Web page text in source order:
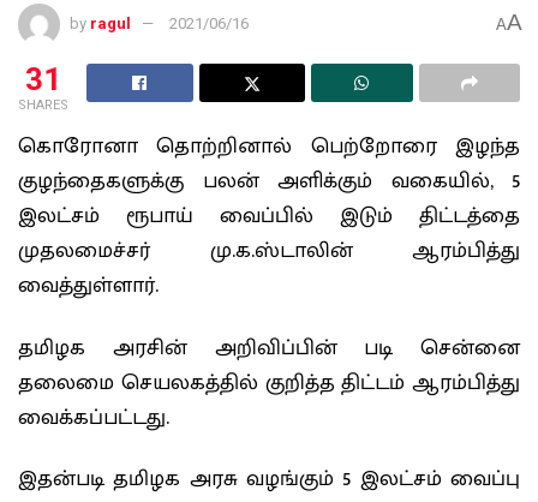
by ragul 2021/06/16 AA
31
SHARES
கொரோனா தொற்றினால் பெற்றோரை இழந்த
குழந்தைகளுக்கு பலன் அளிக்கும் வகையில், 5
இலட்சம் ரூபாய் வைப்பில் இடும் திட்டத்தை
முதலமைச்சர் மு.க.ஸ்டாலின் ஆரம்பித்து
வைத்துள்ளார்.
தமிழக அரசின் அறிவிப்பின் படி சென்னை
தலைமை செயலகத்தில் குறித்த திட்டம் ஆரம்பித்து
வைக்கப்பட்டது.
இதன்படி தமிழக அரசு வழங்கும் 5 இலட்சம் வைப்பு